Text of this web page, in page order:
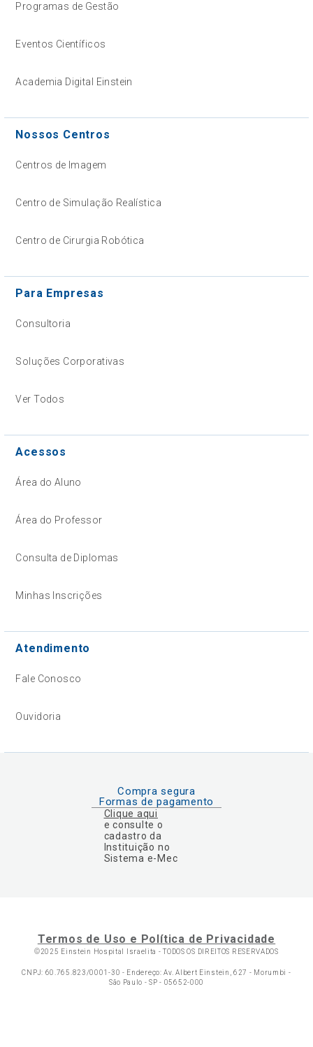
Programas de Gestão
Eventos Científicos
Academia Digital Einstein
Nossos Centros
Centros de Imagem
Centro de Simulação Realística
Centro de Cirurgia Robótica
Para Empresas
Consultoria
Soluções Corporativas
Ver Todos
Acessos
Área do Aluno
Área do Professor
Consulta de Diplomas
Minhas Inscrições
Atendimento
Fale Conosco
Ouvidoria
Compra segura
Formas de pagamento
Clique aqui
e consulte o
cadastro da
Instituição no
Sistema e-Mec
Termos de Uso e Política de Privacidade
©2025 Einstein Hospital Israelita -TODOS OS DIREITOS RESERVADOS
CNPJ: 60.765.823/0001-30 - Endereço: Av. Albert Einstein, 627 - Morumbi -
São Paulo - SP - 05652-000